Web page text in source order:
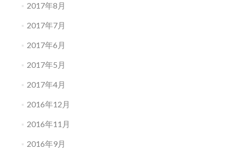
2017年8月
2017年7月
2017年6月
2017年5月
2017年4月
2016年12月
2016年11月
2016年9月